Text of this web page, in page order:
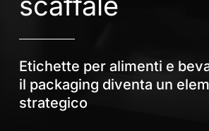
Etichette per alimenti e
il packaging diventa un
strategico